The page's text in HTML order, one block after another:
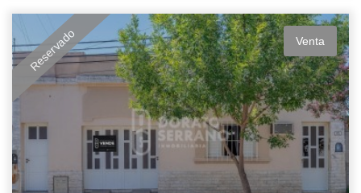
Reservado Venta